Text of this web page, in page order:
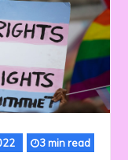
3 min read